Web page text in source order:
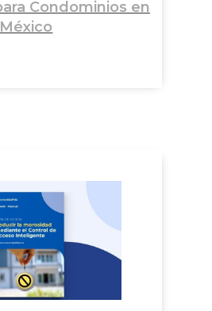
Condominios en
México